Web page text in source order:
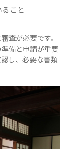
こと
審査が必要です。
備と申請が重要
し、必要な書類